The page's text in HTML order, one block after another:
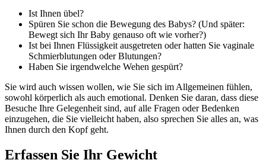
Ist Ihnen übel?
Spüren Sie schon die Bewegung des Babys? (Und später:
Bewegt sich Ihr Baby genauso oft wie vorher?)
Ist bei Ihnen Flüssigkeit ausgetreten oder hatten Sie vaginale
Schmierblutungen oder Blutungen?
Haben Sie irgendwelche Wehen gespürt?
Sie wird auch wissen wollen, wie Sie sich im Allgemeinen fühlen,
sowohl körperlich als auch emotional. Denken Sie daran, dass diese
Besuche Ihre Gelegenheit sind, auf alle Fragen oder Bedenken
einzugehen, die Sie vielleicht haben, also sprechen Sie alles an, was
Ihnen durch den Kopf geht.
Erfassen Sie Ihr Gewicht